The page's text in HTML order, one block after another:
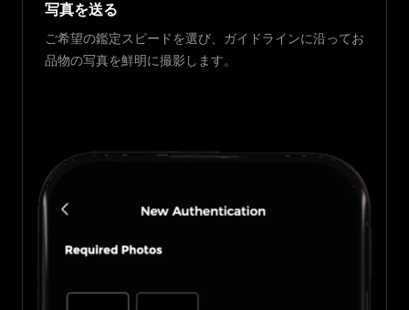
写真を送る
ご希望の鑑定スピードを選び、ガイドラインに沿ってお
品物の写真を鮮明に撮影します。